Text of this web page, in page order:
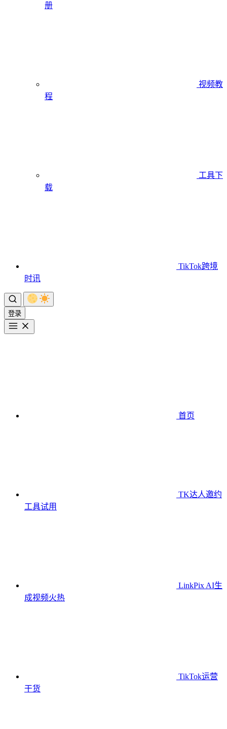
册
视频教
程
工具下
载
TikTok跨境
时讯
登录
首页
TK达人邀约
工具试用
LinkPix AI生
成视频火热
TikTok运营
干货